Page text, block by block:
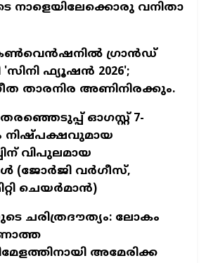
നാളെയിലേക്കൊരു വനിതാ
ഗ്രാന്‍ഡ്
ഫ്യൂഷന്‍ 2026';
താരനിര അണിനിരക്കും.
ഓഗസ്റ്റ് 7-
നിഷ്പക്ഷവുമായ
വിപുലമായ
(ജോർജി വർഗീസ്,
ചെയർമാൻ)
ചരിത്രദൗത്യം: ലോകം
അമേരിക്ക